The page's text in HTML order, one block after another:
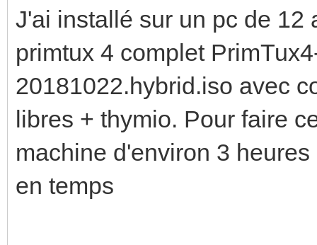
J'ai installé sur un pc de 12
primtux 4 complet
20181022.hybrid.iso avec
libres + thymio. Pour faire
machine d'environ 3
en temps